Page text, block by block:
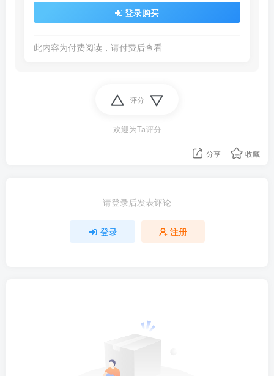
登录购买
此内容为付费阅读，请付费后查看
评分
欢迎为Ta评分
分享 收藏
请登录后发表评论
登录 注册